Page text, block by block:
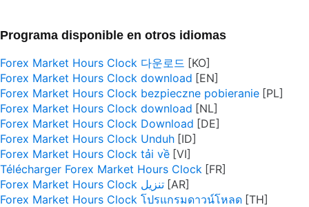
Programa disponible en otros idiomas
Forex Market Hours Clock 다운로드
Forex Market Hours Clock download
Forex Market Hours Clock bezpieczne pobieranie
Forex Market Hours Clock download
Forex Market Hours Clock Download
Forex Market Hours Clock Unduh
Forex Market Hours Clock tải về
Télécharger Forex Market Hours Clock
Forex Market Hours Clock تنزيل
Forex Market Hours Clock โปรแกรมดาวน์โหลด